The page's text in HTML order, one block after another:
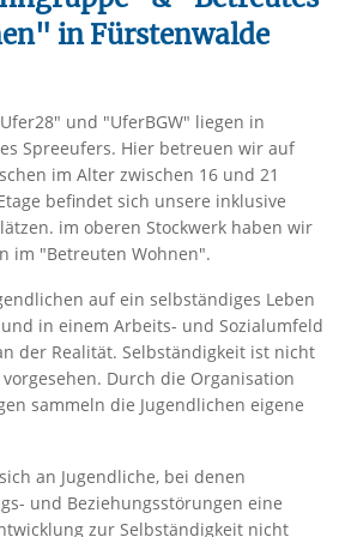
in Fürstenwalde
und "UferBGW" liegen in
Spreeufers. Hier betreuen wir auf
im Alter zwischen 16 und 21
befindet sich unsere inklusive
im oberen Stockwerk haben wir
im "Betreuten Wohnen".
auf ein selbständiges Leben
in einem Arbeits- und Sozialumfeld
der Realität. Selbständigkeit ist nicht
Durch die Organisation
sammeln die Jugendlichen eigene
an Jugendliche, bei denen
und Beziehungsstörungen eine
zur Selbständigkeit nicht